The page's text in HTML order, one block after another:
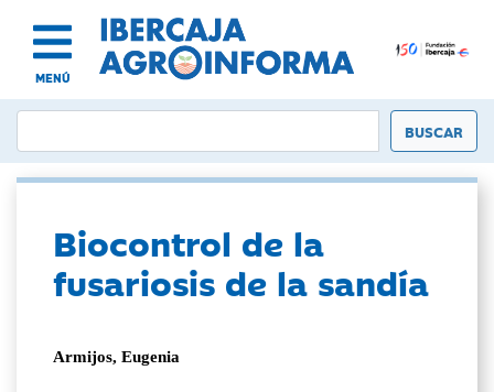
MENÚ
Biocontrol de la
fusariosis de la sandía
Armijos, Eugenia